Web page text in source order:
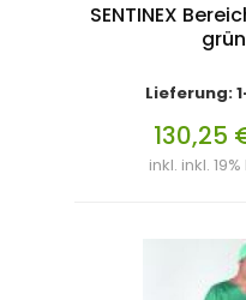
SENTINEX
Lieferung:
130,25
inkl. inkl.